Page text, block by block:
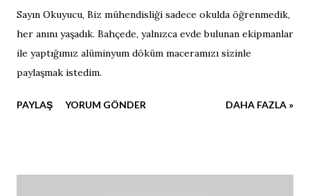
Sayın Okuyucu, Biz mühendisliği sadece okulda öğrenmedik,
her anını yaşadık. Bahçede, yalnızca evde bulunan ekipmanlar
ile yaptığımız alüminyum döküm maceramızı sizinle
paylaşmak istedim.
PAYLAŞ YORUM GÖNDER DAHA FAZLA »